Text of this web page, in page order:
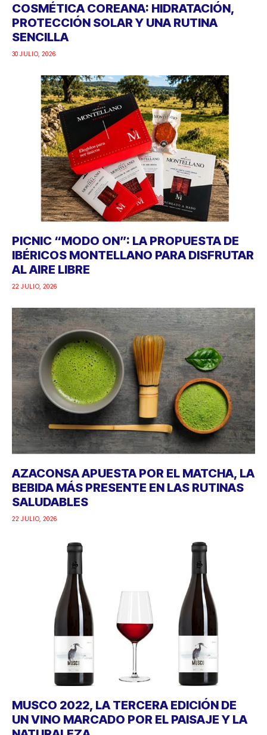
COSMÉTICA COREANA: HIDRATACIÓN,
PROTECCIÓN SOLAR Y UNA RUTINA
SENCILLA
30 JULIO, 2026
PICNIC “MODO ON”: LA PROPUESTA DE
IBÉRICOS MONTELLANO PARA DISFRUTAR
AL AIRE LIBRE
22 JULIO, 2026
AZACONSA APUESTA POR EL MATCHA, LA
BEBIDA MÁS PRESENTE EN LAS RUTINAS
SALUDABLES
22 JULIO, 2026
MUSCO 2022, LA TERCERA EDICIÓN DE
UN VINO MARCADO POR EL PAISAJE Y LA